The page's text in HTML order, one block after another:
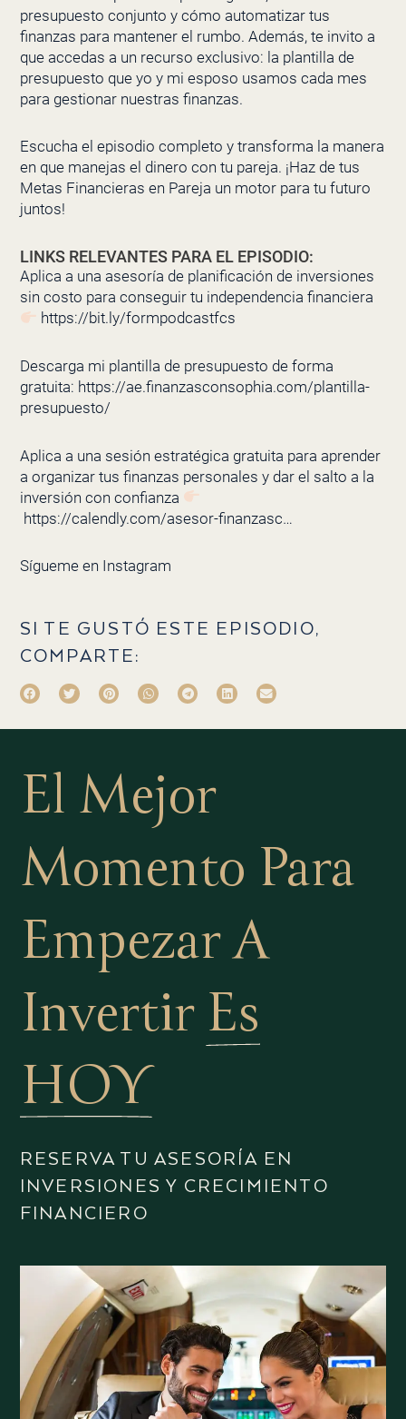
presupuesto conjunto y cómo automatizar tus
finanzas para mantener el rumbo. Además, te invito a
que accedas a un recurso exclusivo: la plantilla de
presupuesto que yo y mi esposo usamos cada mes
para gestionar nuestras finanzas.
Escucha el episodio completo y transforma la manera
en que manejas el dinero con tu pareja. ¡Haz de tus
Metas Financieras en Pareja un motor para tu futuro
juntos!
LINKS RELEVANTES PARA EL EPISODIO:
Aplica a una asesoría de planificación de inversiones
sin costo para conseguir tu independencia financiera
https://bit.ly/formpodcastfcs
Descarga mi plantilla de presupuesto de forma
gratuita: https://ae.finanzasconsophia.com/plantilla-
presupuesto/
Aplica a una sesión estratégica gratuita para aprender
a organizar tus finanzas personales y dar el salto a la
inversión con confianza
https://calendly.com/asesor-finanzasc…
Sígueme en Instagram
SI TE GUSTÓ ESTE EPISODIO,
COMPARTE:
El Mejor
Momento Para
Empezar A
Invertir Es
HOY
RESERVA TU ASESORÍA EN
INVERSIONES Y CRECIMIENTO
FINANCIERO